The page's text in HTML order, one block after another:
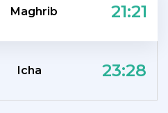
Maghrib 21:21
Icha 23:28